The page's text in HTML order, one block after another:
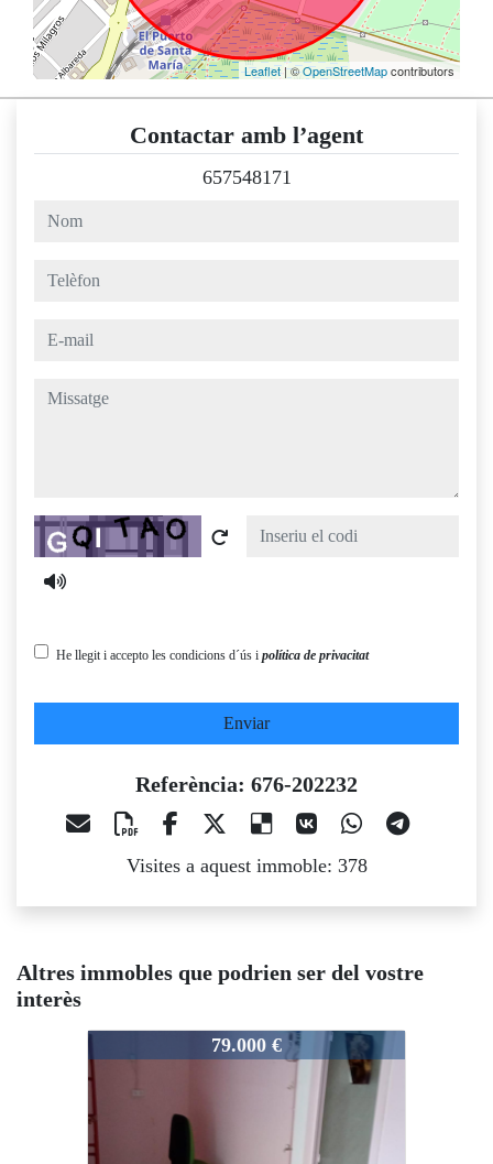
Leaflet| ©OpenStreetMapcontributors
Contactar amb l’agent
657548171
nom
telèfon
e-mail
missatge
Captcha
He llegit i accepto les condicions d´ús i política de privacitat
Enviar
Referència: 676-202232
Visites a aquest immoble: 378
Altres immobles que podrien ser del vostre
interès
79.000 €